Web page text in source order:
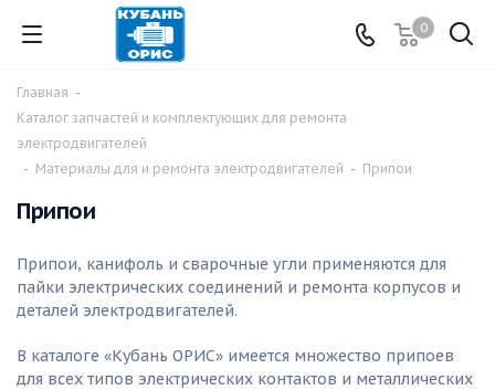
0
Главная -
Каталог запчастей и комплектующих для ремонта
электродвигателей
- Материалы для и ремонта электродвигателей - Припои
Припои
Припои, канифоль и сварочные угли применяются для
пайки электрических соединений и ремонта корпусов и
деталей электродвигателей.
В каталоге «Кубань ОРИС» имеется множество припоев
для всех типов электрических контактов и металлических